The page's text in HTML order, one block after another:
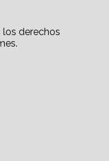
derechos